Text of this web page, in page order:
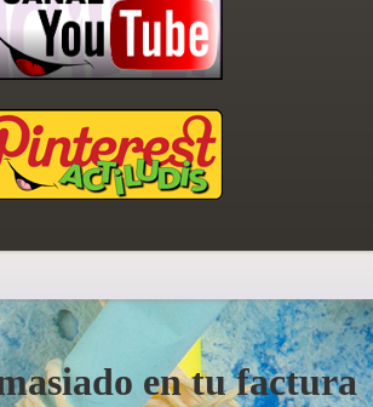
en tu factura